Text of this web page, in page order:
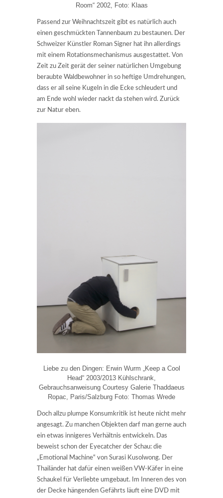
Room“ 2002, Foto: Klaas
Passend zur Weihnachtszeit gibt es natürlich auch
einen geschmückten Tannenbaum zu bestaunen. Der
Schweizer Künstler Roman Signer hat ihn allerdings
mit einem Rotationsmechanismus ausgestattet. Von
Zeit zu Zeit gerät der seiner natürlichen Umgebung
beraubte Waldbewohner in so heftige Umdrehungen,
dass er all seine Kugeln in die Ecke schleudert und
am Ende wohl wieder nackt da stehen wird. Zurück
zur Natur eben.
Liebe zu den Dingen: Erwin Wurm „Keep a Cool
Head“ 2003/2013 Kühlschrank,
Gebrauchsanweisung Courtesy Galerie Thaddaeus
Ropac, Paris/Salzburg Foto: Thomas Wrede
Doch allzu plumpe Konsumkritik ist heute nicht mehr
angesagt. Zu manchen Objekten darf man gerne auch
ein etwas innigeres Verhältnis entwickeln. Das
beweist schon der Eyecatcher der Schau: die
„Emotional Machine“ von Surasi Kusolwong. Der
Thailänder hat dafür einen weißen VW-Käfer in eine
Schaukel für Verliebte umgebaut. Im Inneren des von
der Decke hängenden Gefährts läuft eine DVD mit